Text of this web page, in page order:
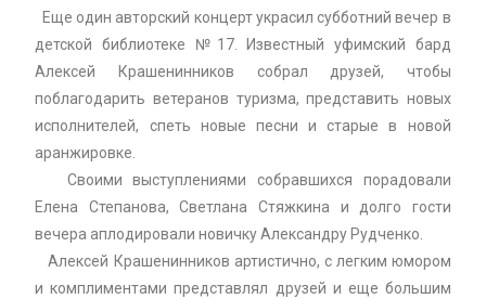
Еще один авторский концерт украсил субботний вечер в
детской библиотеке №17. Известный уфимский бард
Алексей Крашенинников собрал друзей, чтобы
поблагодарить ветеранов туризма, представить новых
исполнителей, спеть новые песни и старые в новой
аранжировке.
Своими выступлениями собравшихся порадовали
Елена Степанова, Светлана Стяжкина и долго гости
вечера аплодировали новичку Александру Рудченко.
Алексей Крашенинников артистично, с легким юмором
и комплиментами представлял друзей и еще большим